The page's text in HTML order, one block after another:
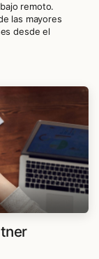
remoto.
las mayores
desde el